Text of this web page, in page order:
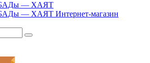
Интернет-магазин